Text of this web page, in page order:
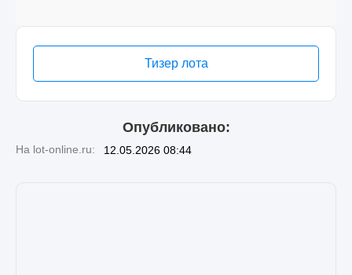
Тизер лота
Опубликовано:
На lot-online.ru: 12.05.2026 08:44